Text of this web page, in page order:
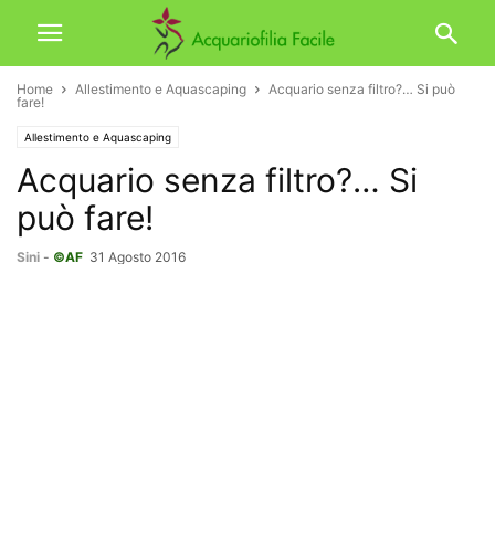
Home Allestimento e Aquascaping
Acquario senza filtro?… Si può
fare!
Allestimento e Aquascaping
Acquario senza filtro?… Si
può fare!
Sini - ©AF 31 Agosto 2016